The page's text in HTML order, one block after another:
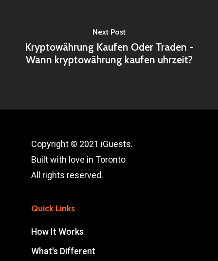
Next Post
Kryptowährung Kaufen Oder Traden -
Wann kryptowährung kaufen uhrzeit?
Copyright © 2021 iGuests.
Built with love in Toronto
All rights reserved.
Quick Links
How It Works
What's Different